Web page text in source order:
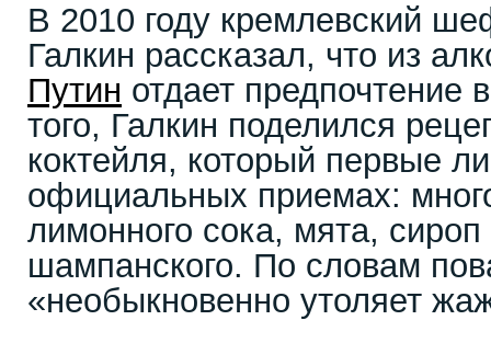
В 2010 году кремлевский
Галкин рассказал, что из
Путин отдает предпочтение
того, Галкин поделился
коктейля, который первые
официальных приемах:
лимонного сока, мята,
шампанского. По словам
«необыкновенно утоляет